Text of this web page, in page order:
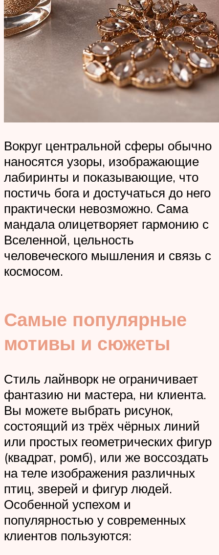
Вокруг центральной сферы обычно
наносятся узоры, изображающие
лабиринты и показывающие, что
постичь бога и достучаться до него
практически невозможно. Сама
мандала олицетворяет гармонию с
Вселенной, цельность
человеческого мышления и связь с
космосом.
Самые популярные
мотивы и сюжеты
Стиль лайнворк не ограничивает
фантазию ни мастера, ни клиента.
Вы можете выбрать рисунок,
состоящий из трёх чёрных линий
или простых геометрических фигур
(квадрат, ромб), или же воссоздать
на теле изображения различных
птиц, зверей и фигур людей.
Особенной успехом и
популярностью у современных
клиентов пользуются: